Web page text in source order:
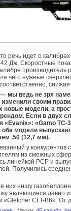
речь идет о
Дж. Скоростные
чего нужные
мы ведь не зря
своим
новые модели, а
Если в двух
«Evanix»: «Gamo
модели
.50 (12,7 мм).
у конкурентов
из смежных
PCP и
Получились
них нишу
являющиеся давно
CLT-B6».